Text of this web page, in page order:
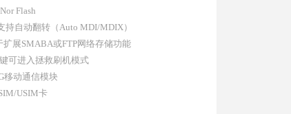
Flash
持自动翻转（Auto MDI/MDIX）
展SMABA或FTP网络存储功能
可进入拯救刷机模式
移动通信模块
USIM卡